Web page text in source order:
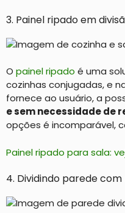
3. Painel ripado em
O painel ripado é uma
cozinhas conjugadas, e
fornece ao usuário, a
e sem necessidade de
opções é incomparável,
Painel ripado para sala:
4. Dividindo parede com